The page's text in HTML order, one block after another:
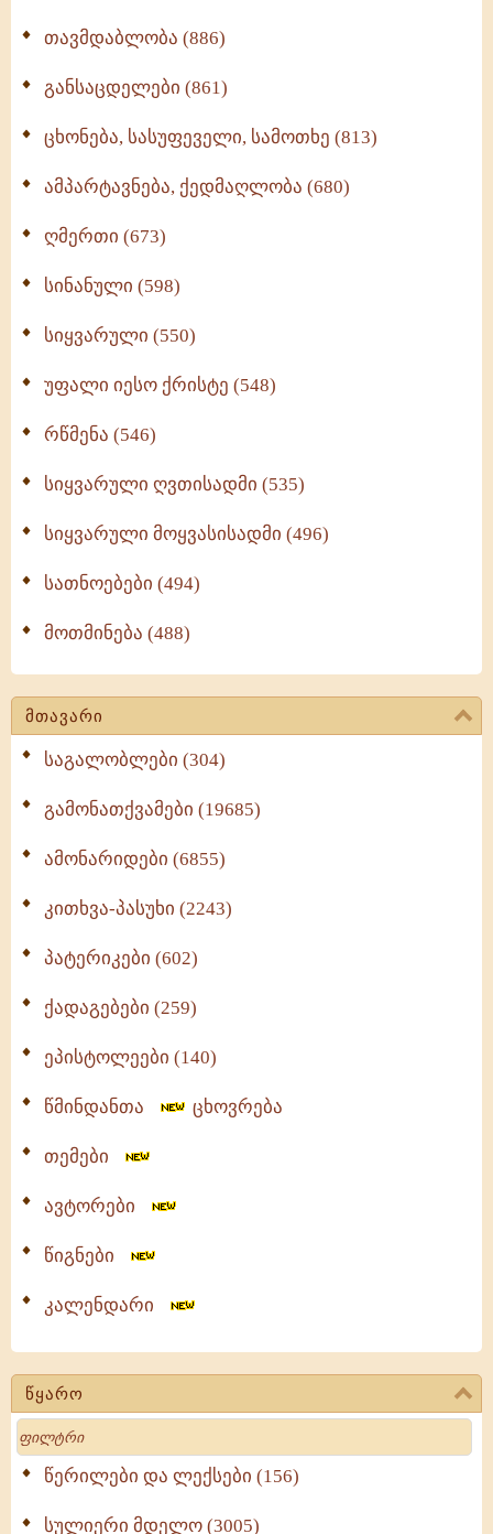
თავმდაბლობა (886)
განსაცდელები (861)
ცხონება, სასუფეველი, სამოთხე (813)
ამპარტავნება, ქედმაღლობა (680)
ღმერთი (673)
სინანული (598)
სიყვარული (550)
უფალი იესო ქრისტე (548)
რწმენა (546)
სიყვარული ღვთისადმი (535)
სიყვარული მოყვასისადმი (496)
სათნოებები (494)
მოთმინება (488)
მთავარი
საგალობლები (304)
გამონათქვამები (19685)
ამონარიდები (6855)
კითხვა-პასუხი (2243)
პატერიკები (602)
ქადაგებები (259)
ეპისტოლეები (140)
წმინდანთა ცხოვრება
თემები
ავტორები
წიგნები
კალენდარი
წყარო
Search
წერილები და ლექსები (156)
სულიერი მდელო (3005)